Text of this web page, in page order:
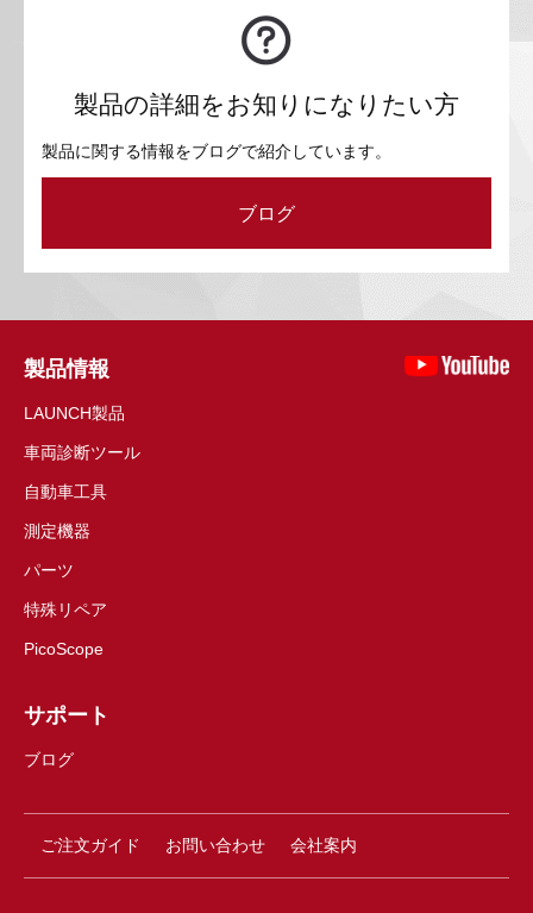
製品の詳細をお知りになりたい方
製品に関する情報をブログで紹介しています。
ブログ
製品情報
LAUNCH製品
車両診断ツール
自動車工具
測定機器
パーツ
特殊リペア
PicoScope
サポート
ブログ
ご注文ガイド お問い合わせ 会社案内